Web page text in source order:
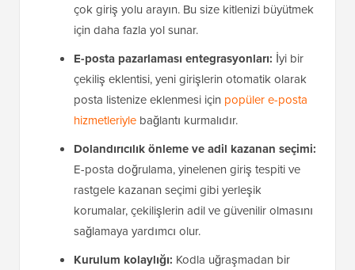
çok giriş yolu arayın. Bu size kitlenizi büyütmek
için daha fazla yol sunar.
E-posta pazarlaması entegrasyonları: İyi bir
çekiliş eklentisi, yeni girişlerin otomatik olarak
posta listenize eklenmesi için popüler e-posta
hizmetleriyle bağlantı kurmalıdır.
Dolandırıcılık önleme ve adil kazanan seçimi:
E-posta doğrulama, yinelenen giriş tespiti ve
rastgele kazanan seçimi gibi yerleşik
korumalar, çekilişlerin adil ve güvenilir olmasını
sağlamaya yardımcı olur.
Kurulum kolaylığı: Kodla uğraşmadan bir